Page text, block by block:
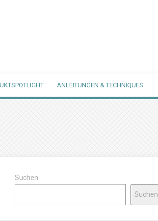
ANLEITUNGEN & TECHNIQUES
Suchen
Suchen